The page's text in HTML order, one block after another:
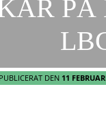
PUBLICERAT DEN 11